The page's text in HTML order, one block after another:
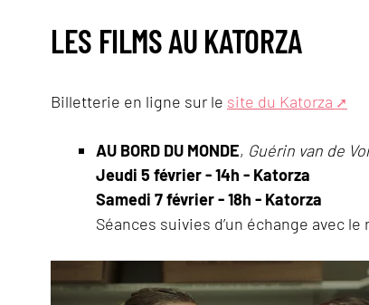
LES FILMS AU KATORZA
Billetterie en ligne sur le site du Katorza
AU BORD DU MONDE, Guérin van de
Jeudi 5 février - 14h - Katorza
Samedi 7 février - 18h - Katorza
Séances suivies d’un échange avec le